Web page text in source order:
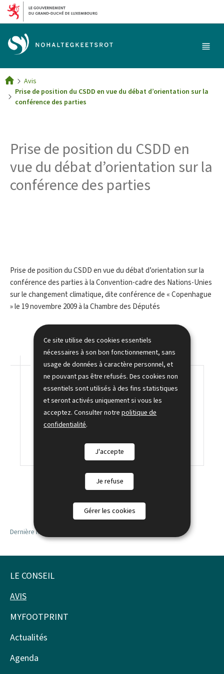
Ce site utilise des cookies essentiels
nécessaires à son bon fonctionnement, sans
usage de données à caractère personnel, et
ne pouvant pas être refusés. Des cookies non
essentiels sont utilisés à des fins statistiques
et seront activés uniquement si vous les
acceptez. Consulter notrepolitique de
confidentialité.
J'accepte
Je refuse
Gérer les cookies
Aller au menu principal
Aller au contenu
Accueil
Avis
Prise de position du CSDD en vue du débat d’orientation sur la
conférence des parties
Prise de position du CSDD en
vue du débat d’orientation sur la
conférence des parties
Prise de position du CSDD en vue du débat d’orientation sur la
conférence des parties à la Convention-cadre des Nations-Unies
sur le changement climatique, dite conférence de « Copenhague
» le 19 novembre 2009 à la Chambre des Députés
Pour en savoir plus
Prise de position du CSDD en vue du débat
d’orientation sur la conférence des parties à
la Convention-cadre des Nations-Unies sur
le changement climatique, dite conférence
Dernière modification le
Pied
de
page
LE CONSEIL
AVIS
MYFOOTPRINT
Actualités
Agenda